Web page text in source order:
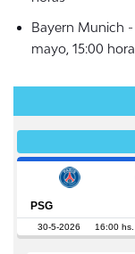
Bayern Munich -
mayo, 15:00